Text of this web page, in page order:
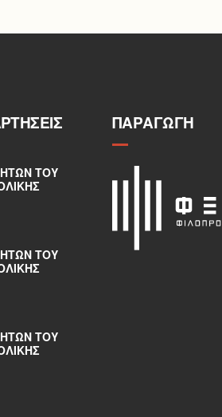
ΤΟΥ
ΤΟΥ
ΤΟΥ
ΠΑΡΑΓΩΓΉ